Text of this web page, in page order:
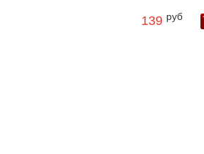
139 руб